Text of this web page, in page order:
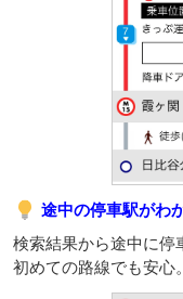
途中の停車駅がわ
検索結果から途中に停
初めての路線でも安心。